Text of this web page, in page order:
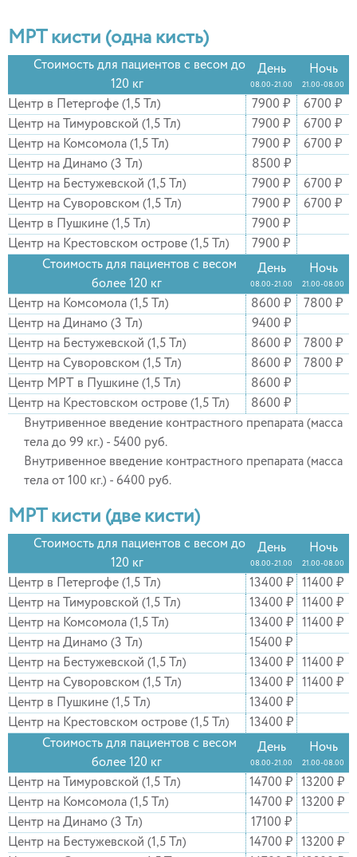
МРТ кисти (одна кисть)
Стоимость для пациентов с весом до
120 кг
День
08.00-21.00
Ночь
21.00-08.00
Центр в Петергофе (1,5 Тл) 7900 ₽
6700 ₽
Центр на Тимуровской (1,5 Тл)
7900 ₽
6700 ₽
Центр на Комсомола (1,5 Тл)
7900 ₽
6700 ₽
Центр на Динамо (3 Тл)
8500 ₽
Центр на Бестужевской (1,5 Тл)
7900 ₽
6700 ₽
Центр на Суворовском (1,5 Тл)
7900 ₽
6700 ₽
Центр в Пушкине (1,5 Тл)
7900 ₽
Центр на Крестовском острове (1,5 Тл)
7900 ₽
Стоимость для пациентов с весом
более 120 кг
День
08.00-21.00
Ночь
21.00-08.00
Центр на Комсомола (1,5 Тл) 8600 ₽
7800 ₽
Центр на Динамо (3 Тл)
9400 ₽
Центр на Бестужевской (1,5 Тл)
8600 ₽
7800 ₽
Центр на Суворовском (1,5 Тл)
8600 ₽
7800 ₽
Центр МРТ в Пушкине (1,5 Тл)
8600 ₽
Центр на Крестовском острове (1,5 Тл)
8600 ₽
Внутривенное введение контрастного препарата (масса
тела до 99 кг.) - 5400 руб.
Внутривенное введение контрастного препарата (масса
тела от 100 кг.) - 6400 руб.
МРТ кисти (две кисти)
Стоимость для пациентов с весом до
120 кг
День
08.00-21.00
Ночь
21.00-08.00
Центр в Петергофе (1,5 Тл) 13400 ₽
11400 ₽
Центр на Тимуровской (1,5 Тл)
13400 ₽
11400 ₽
Центр на Комсомола (1,5 Тл)
13400 ₽
11400 ₽
Центр на Динамо (3 Тл)
15400 ₽
Центр на Бестужевской (1,5 Тл)
13400 ₽
11400 ₽
Центр на Суворовском (1,5 Тл)
13400 ₽
11400 ₽
Центр в Пушкине (1,5 Тл)
13400 ₽
Центр на Крестовском острове (1,5 Тл)
13400 ₽
Стоимость для пациентов с весом
более 120 кг
День
08.00-21.00
Ночь
21.00-08.00
Центр на Тимуровской (1,5 Тл) 14700 ₽
13200 ₽
Центр на Комсомола (1,5 Тл)
14700 ₽
13200 ₽
Центр на Динамо (3 Тл)
17100 ₽
Центр на Бестужевской (1,5 Тл)
14700 ₽
13200 ₽